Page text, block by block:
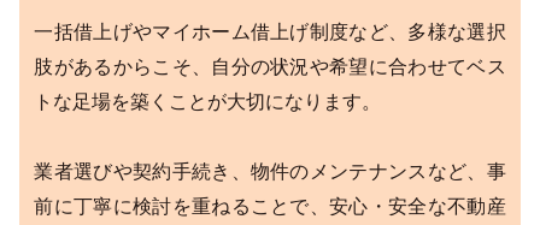
一括借上げやマイホーム借上げ制度など、多様な選択
肢があるからこそ、自分の状況や希望に合わせてベス
トな足場を築くことが大切になります。
業者選びや契約手続き、物件のメンテナンスなど、事
前に丁寧に検討を重ねることで、安心・安全な不動産